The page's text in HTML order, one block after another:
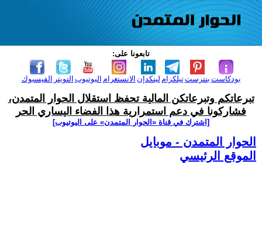
تابعونا على:
الفيسبوك التويتر اليوتيوب الانستغرام لينكدإن تيلكرامبنترست بودكاست
تبرعاتكم وتبرعاتكن المالية تحفظ استقلال الحوار المتمدن،
فشاركونا في دعم استمرارية هذا الفضاء اليساري الحر
[اشترك في قناة ‫«الحوار المتمدن» على اليوتيوب]
الحوار المتمدن - موبايل
الموقع الرئيسي